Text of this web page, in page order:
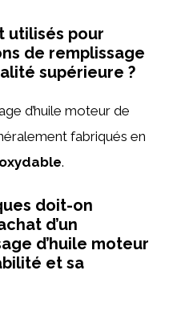
utilisés pour
de remplissage
supérieure ?
d’huile moteur de
fabriqués en
.
doit-on
d’un
d’huile moteur
et sa